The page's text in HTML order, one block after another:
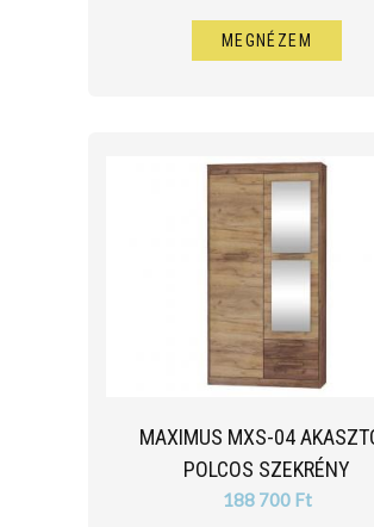
MEGNÉZEM
MAXIMUS MXS-04
POLCOS SZEKRÉNY
188 700 Ft